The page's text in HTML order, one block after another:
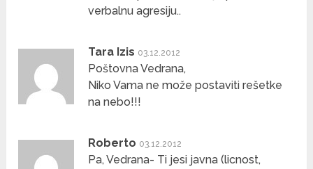
verbalnu agresiju..
Tara Izis 03.12.2012
Poštovna Vedrana,
Niko Vama ne može postaviti rešetke
na nebo!!!
Roberto 03.12.2012
Pa, Vedrana- Ti jesi javna (licnost,